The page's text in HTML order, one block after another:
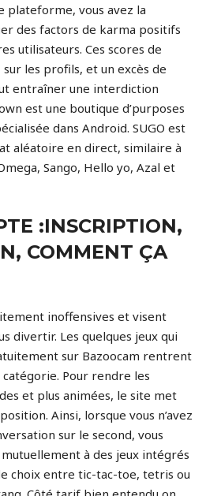
plateforme, vous avez la
des factors de karma positifs
utilisateurs. Ces scores de
les profils, et un excès de
entraîner une interdiction
est une boutique d’purposes
dans Android. SUGO est
aléatoire en direct, similaire à
Sango, Hello yo, Azal et
:INSCRIPTION,
COMMENT ÇA
inoffensives et visent
divertir. Les quelques jeux qui
sur Bazoocam rentrent
Pour rendre les
et plus animées, le site met
Ainsi, lorsque vous n’avez
sur le second, vous
à des jeux intégrés
choix entre tic-tac-toe, tetris ou